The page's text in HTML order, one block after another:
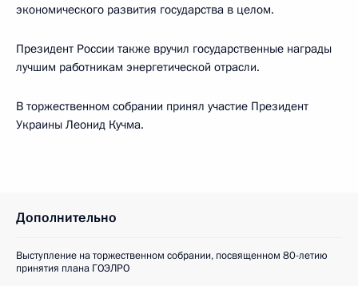
экономического развития государства в целом.
Президент России также вручил государственные награды
лучшим работникам энергетической отрасли.
В торжественном собрании принял участие Президент
Украины Леонид Кучма.
Дополнительно
Выступление на торжественном собрании, посвященном 80-летию
принятия плана ГОЭЛРО